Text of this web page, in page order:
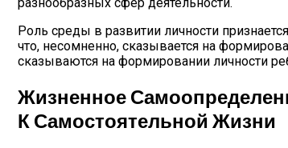
разнообразных сфер деятельности.
Роль среды в развитии личности
что, несомненно, сказывается на
сказываются на формировании личности
Жизненное
К Самостоятельной Жизни